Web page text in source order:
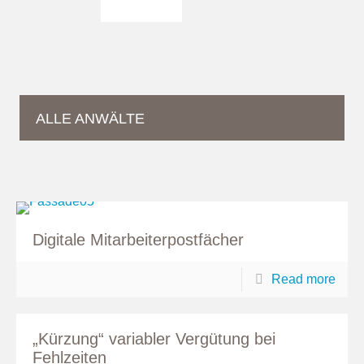
ALLE ANWÄLTE
Digitale Mitarbeiterpostfächer
Read more
„Kürzung“ variabler Vergütung bei
Fehlzeiten